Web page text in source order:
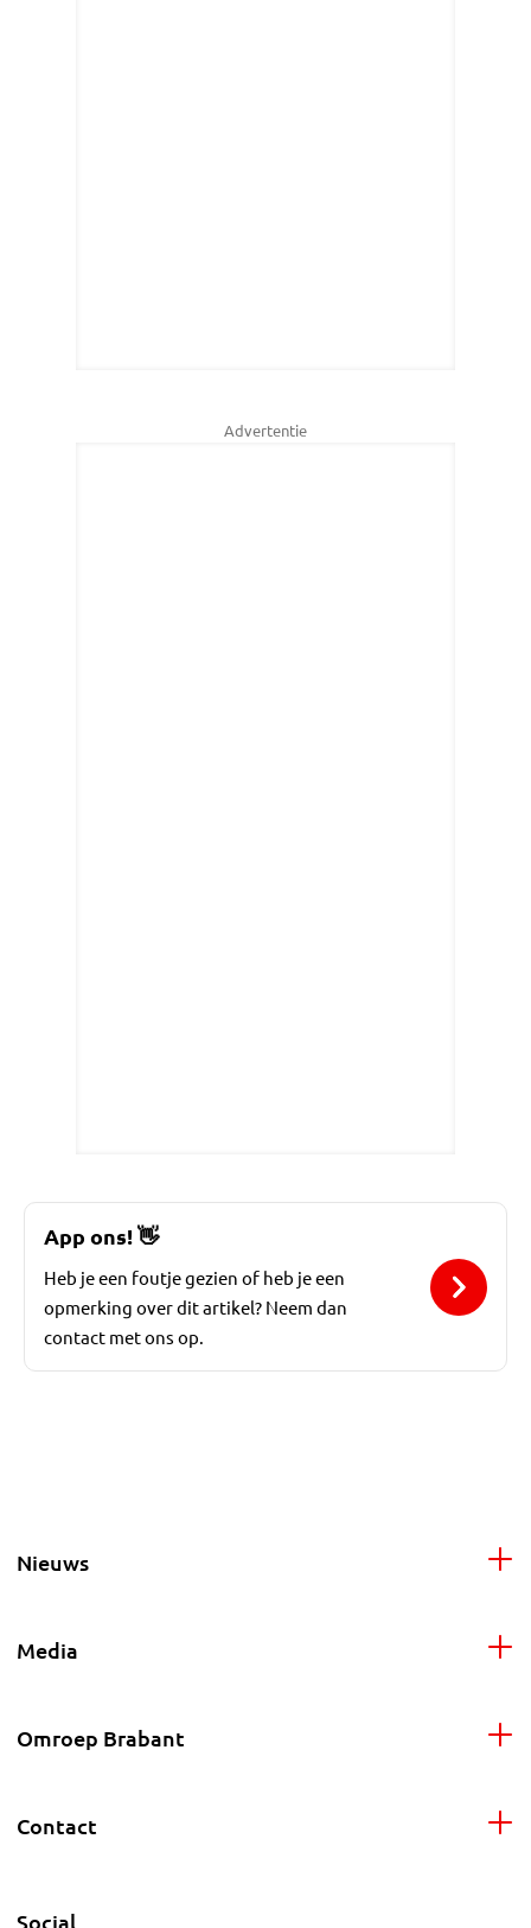
Advertentie
App ons!👋
Heb je een foutje gezien of heb je een
opmerking over dit artikel? Neem dan
contact met ons op.
Nieuws
Media
Omroep Brabant
Contact
Social